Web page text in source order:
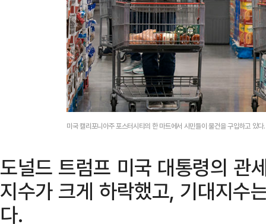
미국 캘리포니아주 포스터시티의 한 마트에서 시민들이 물건을 구입하고 있
도널드 트럼프 미국 대통령의 관
지수가 크게 하락했고, 기대지수
다.